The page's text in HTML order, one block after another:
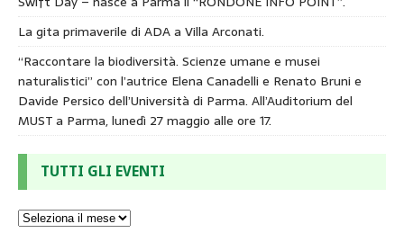
La gita primaverile di ADA a Villa Arconati.
“Raccontare la biodiversità. Scienze umane e musei
naturalistici” con l’autrice Elena Canadelli e Renato Bruni e
Davide Persico dell’Università di Parma. All’Auditorium del
MUST a Parma, lunedì 27 maggio alle ore 17.
TUTTI GLI EVENTI